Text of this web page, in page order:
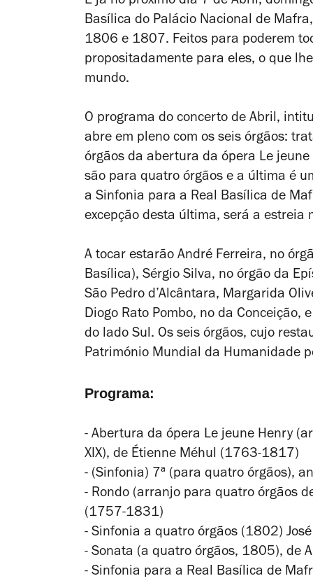
Basílica do Palácio Nacional de
1806 e 1807. Feitos para poderem
propositadamente para eles, o que
mundo.
O programa do concerto de Abril,
abre em pleno com os seis órgãos:
órgãos da abertura da ópera Le jeune
são para quatro órgãos e a última é
a Sinfonia para a Real Basílica de
excepção desta última, será a estreia
A tocar estarão André Ferreira, no
Basílica), Sérgio Silva, no órgão da
São Pedro d’Alcântara, Margarida
Diogo Rato Pombo, no da
do lado Sul. Os seis órgãos, cujo
Património Mundial da Humanidade
Programa:
- Abertura da ópera Le jeune Henry
XIX), de Étienne Méhul (1763-1817)
- (Sinfonia) 7ª (para quatro órgãos),
- Rondo (arranjo para quatro órgãos
(1757-1831)
- Sinfonia a quatro órgãos (1802)
- Sonata (a quatro órgãos, 1805), de
- Sinfonia para a Real Basílica de